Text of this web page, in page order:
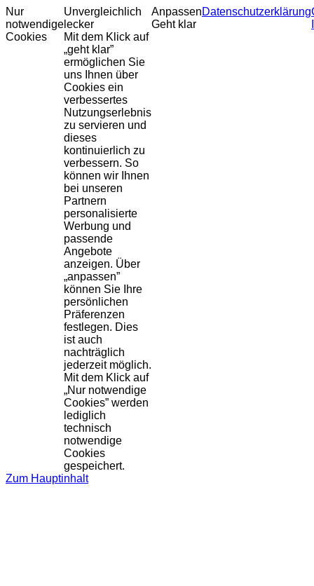
Nur
notwendige
Cookies
Unvergleichlich
lecker
Mit dem Klick auf
„geht klar”
ermöglichen Sie
uns Ihnen über
Cookies ein
verbessertes
Nutzungserlebnis
zu servieren und
dieses
kontinuierlich zu
verbessern. So
können wir Ihnen
bei unseren
Partnern
personalisierte
Werbung und
passende
Angebote
anzeigen. Über
„anpassen”
können Sie Ihre
persönlichen
Präferenzen
festlegen. Dies
ist auch
nachträglich
jederzeit möglich.
Mit dem Klick auf
„Nur notwendige
Cookies” werden
lediglich
technisch
notwendige
Cookies
gespeichert.
Anpassen
Geht klar
Datenschutzerklärung
Zum Hauptinhalt